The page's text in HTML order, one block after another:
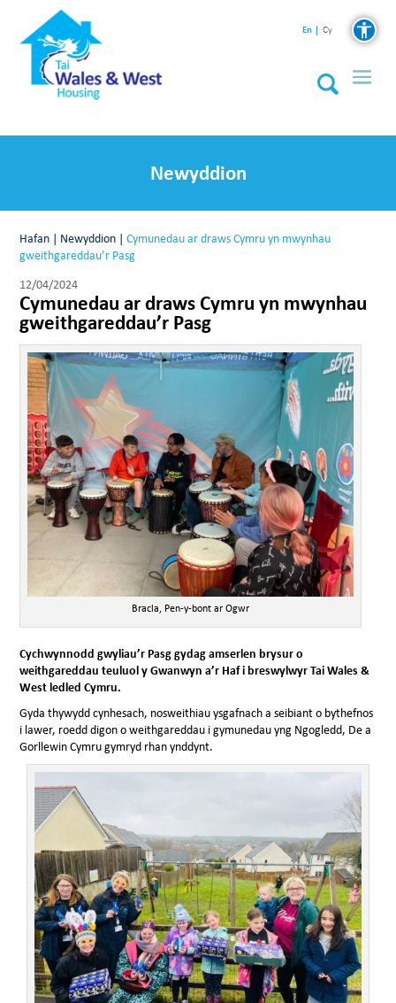
En Cy
Newyddion
Hafan | Newyddion |Cymunedau ar draws Cymru yn mwynhau
gweithgareddau’r Pasg
12/04/2024
Cymunedau ar draws Cymru yn mwynhau
gweithgareddau’r Pasg
Bracla, Pen-y-bont ar Ogwr
Cychwynnodd gwyliau’r Pasg gydag amserlen brysur o
weithgareddau teuluol y Gwanwyn a’r Haf i breswylwyr Tai Wales &
West ledled Cymru.
Gyda thywydd cynhesach, nosweithiau ysgafnach a seibiant o bythefnos
i lawer, roedd digon o weithgareddau i gymunedau yng Ngogledd, De a
Gorllewin Cymru gymryd rhan ynddynt.